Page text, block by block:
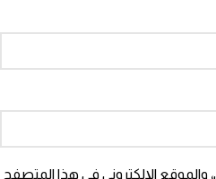
والموقع الإلكتروني في هذا المتصفح